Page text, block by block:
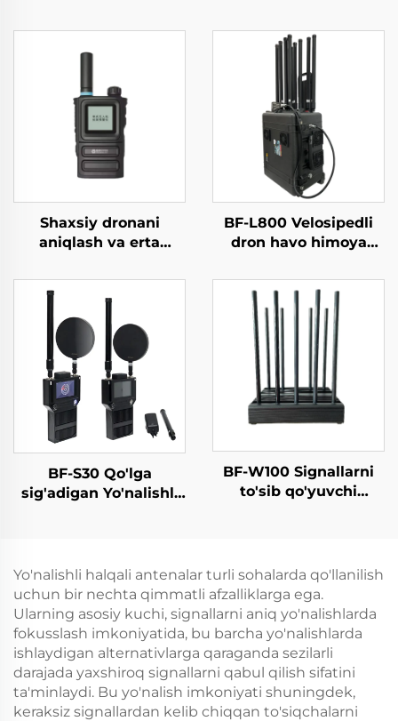
Shaxsiy dronani
aniqlash va erta
BF-L800 Velosipedli
dron havo himoya
BF-S30 Qo'lga
sig'adigan Yo'nalishli
BF-W100 Signallarni
to'sib qo'yuvchi
Yo'nalishli halqali antenalar turli sohalarda qo'llanilish
uchun bir nechta qimmatli afzalliklarga ega.
Ularning asosiy kuchi, signallarni aniq yo'nalishlarda
fokusslash imkoniyatida, bu barcha yo'nalishlarda
ishlaydigan alternativlarga qaraganda sezilarli
darajada yaxshiroq signallarni qabul qilish sifatini
ta'minlaydi. Bu yo'nalish imkoniyati shuningdek,
keraksiz signallardan kelib chiqqan to'siqchalarni